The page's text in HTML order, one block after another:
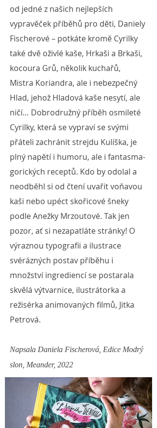
od jedné z našich nejlepších
vypravěček příběhů pro děti, Daniely
Fischerové – potkáte kromě Cyrilky
také dvě oživlé kaše, Hrkaši a Brkaši,
kocoura Grů, několik kuchařů,
Mistra Koriandra, ale i nebezpečný
Hlad, jehož Hladová kaše nesytí, ale
ničí… Dobrodružný příběh osmileté
Cyrilky, která se vypraví se svými
přáteli zachránit strejdu Kulíška, je
plný napětí i humoru, ale i fantasma-
gorických receptů. Kdo by odolal a
neodběhl si od čtení uvařit voňavou
kaši nebo upéct skořicové šneky
podle Anežky Mrzoutové. Tak jen
pozor, ať si nezapatláte stránky! O
výraznou typografii a ilustrace
svérázných postav příběhu i
množství ingrediencí se postarala
skvělá výtvarnice, ilustrátorka a
režisérka animovaných filmů, Jitka
Petrová.
Napsala Daniela Fischerová, Edice Modrý
slon, Meander, 2022